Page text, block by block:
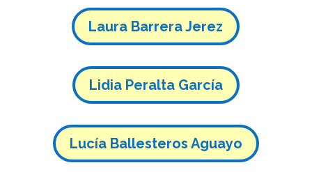
Laura Barrera Jerez
Lidia Peralta García
Lucía Ballesteros Aguayo